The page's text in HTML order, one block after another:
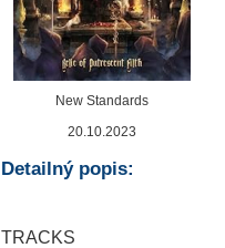
New Standards
20.10.2023
Detailný popis:
TRACKS